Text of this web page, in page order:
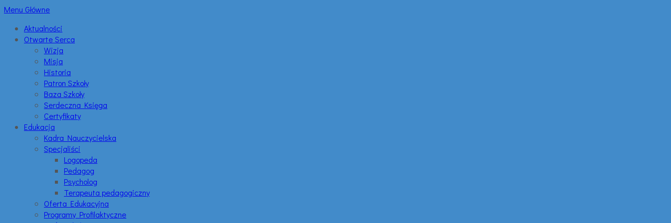
Menu Główne
Aktualności
Otwarte Serca
Wizja
Misja
Historia
Patron Szkoły
Baza Szkoły
Serdeczna Księga
Certyfikaty
Edukacja
Kadra Nauczycielska
Specjaliści
Logopeda
Pedagog
Psycholog
Terapeuta pedagogiczny
Oferta Edukacyjna
Programy Profilaktyczne